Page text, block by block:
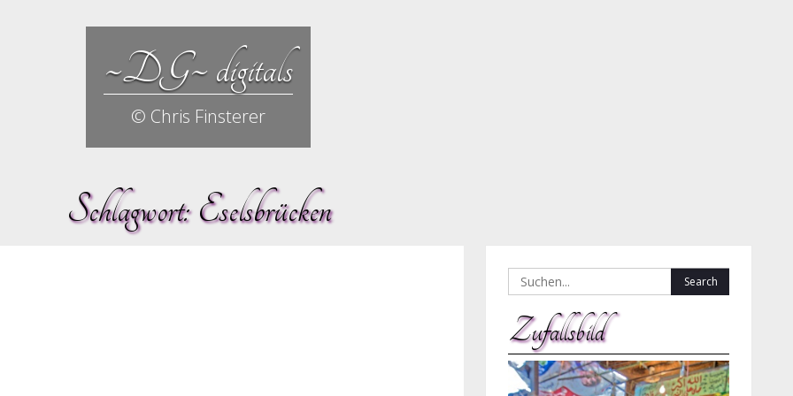
~DG~ digitals
© Chris Finsterer
Schlagwort:Eselsbrücken
Search
for:
Zufallsbild